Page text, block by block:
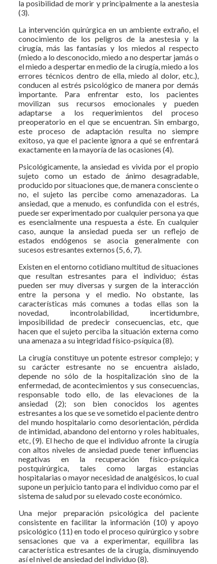
la posibilidad de morir y principalmente a la anestesia
(3).
La intervención quirúrgica en un ambiente extraño, el
conocimiento de los peligros de la anestesia y la
cirugía, más las fantasías y los miedos al respecto
(miedo a lo desconocido, miedo a no despertar jamás o
el miedo a despertar en medio de la cirugía, miedo a los
errores técnicos dentro de ella, miedo al dolor, etc.),
conducen al estrés psicológico de manera por demás
importante. Para enfrentar esto, los pacientes
movilizan sus recursos emocionales y pueden
adaptarse a los requerimientos del proceso
preoperatorio en el que se encuentran. Sin embargo,
este proceso de adaptación resulta no siempre
exitoso, ya que el paciente ignora a qué se enfrentará
exactamente en la mayoría de las ocasiones (4).
Psicológicamente, la ansiedad es vivida por el propio
sujeto como un estado de ánimo desagradable,
producido por situaciones que, de manera consciente o
no, el sujeto las percibe como amenazadoras. La
ansiedad, que a menudo, es confundida con el estrés,
puede ser experimentado por cualquier persona ya que
es esencialmente una respuesta a éste. En cualquier
caso, aunque la ansiedad pueda ser un reflejo de
estados endógenos se asocia generalmente con
sucesos estresantes externos (5, 6, 7).
Existen en el entorno cotidiano multitud de situaciones
que resultan estresantes para el individuo; éstas
pueden ser muy diversas y surgen de la interacción
entre la persona y el medio. No obstante, las
características más comunes a todas ellas son la
novedad, incontrolabilidad, incertidumbre,
imposibilidad de predecir consecuencias, etc, que
hacen que el sujeto perciba la situación externa como
una amenaza a su integridad físico-psíquica (8).
La cirugía constituye un potente estresor complejo; y
su carácter estresante no se encuentra aislado,
depende no sólo de la hospitalización sino de la
enfermedad, de acontecimientos y sus consecuencias,
responsable todo ello, de las elevaciones de la
ansiedad (2); son bien conocidos los agentes
estresantes a los que se ve sometido el paciente dentro
del mundo hospitalario como desorientación, pérdida
de intimidad, abandono del entorno y roles habituales,
etc, (9). El hecho de que el individuo afronte la cirugía
con altos niveles de ansiedad puede tener influencias
negativas en la recuperación físico-psíquica
postquirúrgica, tales como largas estancias
hospitalarias o mayor necesidad de analgésicos, lo cual
supone un perjuicio tanto para el individuo como par el
sistema de salud por su elevado coste económico.
Una mejor preparación psicológica del paciente
consistente en facilitar la información (10) y apoyo
psicológico (11) en todo el proceso quirúrgico y sobre
sensaciones que va a experimentar, equilibra las
característica estresantes de la cirugía, disminuyendo
así el nivel de ansiedad del individuo (8).